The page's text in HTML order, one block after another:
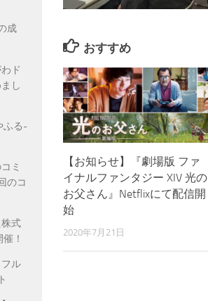
おすすめ
【お知らせ】『劇場版 ファ
イナルファンタジー XIV 光の
お父さん』Netflixにて配信開
始
2020年7月21日
成
ド
し
ふる-
ミ
のコ
式
！
ル